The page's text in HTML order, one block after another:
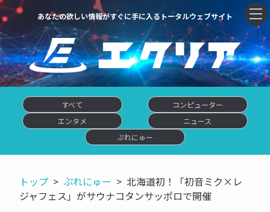
あなたの欲しい情報がすぐに手に入るトータルウェブサイト
すべて
コンピューター
エンタメ
ニュース
ぷれにゅー
トップ ぷれにゅー
北海道初！「初音ミク×レ
ジャフェス」がサウナコタンサッポロで開催